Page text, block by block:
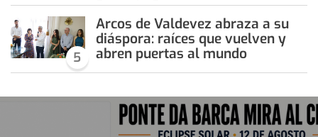
5
Arcos de Valdevez abraza a su
diáspora: raíces que vuelven y
abren puertas al mundo